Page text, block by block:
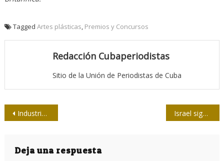
Tagged Artes plásticas Premios y Concursos
Redacción Cubaperiodistas
Sitio de la Unión de Periodistas de Cuba
Navegación
entradas
Industria automotriz alemana insta evitar guerra comercial con China Israel sigue a sus mayores
Deja una respuesta